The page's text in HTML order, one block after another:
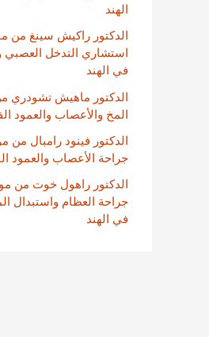
الهند
الدكتور راكيش سينغ من
استشاري التدخل العصبي
في الهند
الدكتور ماهيش تشودري
المخ والأعصاب والعمود
الدكتور فينود رامبال من
جراحة الأعصاب والعمود
الدكتور راهول خوت من
جراحة العظام واستبدال
في الهند